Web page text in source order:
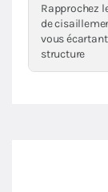
Rapprochez
de
vous
structure